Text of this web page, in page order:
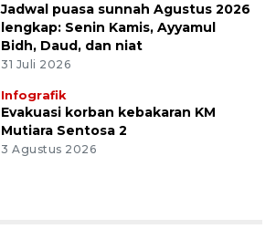
Jadwal puasa sunnah Agustus 2026
lengkap: Senin Kamis, Ayyamul
Bidh, Daud, dan niat
31 Juli 2026
Infografik
Evakuasi korban kebakaran KM
Mutiara Sentosa 2
3 Agustus 2026